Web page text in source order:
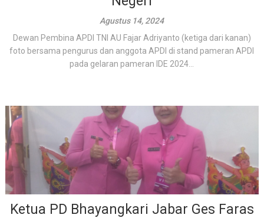
Agustus 14, 2024
Dewan Pembina APDI TNI AU Fajar Adriyanto (ketiga dari kanan)
foto bersama pengurus dan anggota APDI di stand pameran APDI
pada gelaran pameran IDE 2024...
Ketua PD Bhayangkari Jabar Ges Faras